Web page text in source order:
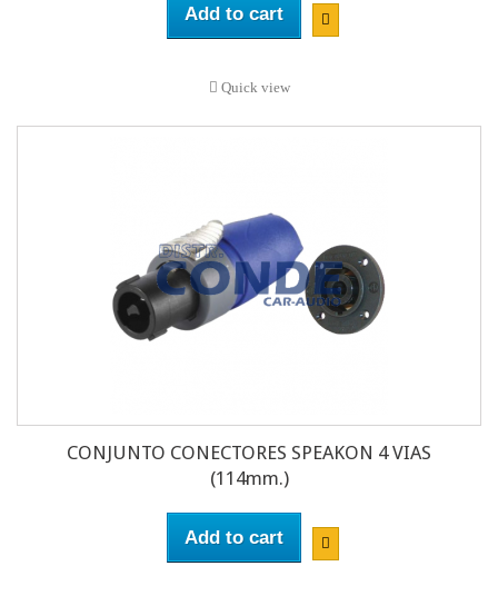
Add to cart
Quick view
CONJUNTO CONECTORES SPEAKON 4 VIAS
(114mm.)
Add to cart